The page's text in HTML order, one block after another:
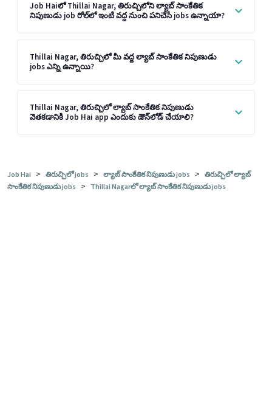
Job Haiలో Thillai Nagar, తిరుచ్చిలోని ల్యాబ్ సాంకేతిక
నిపుణుడు job రోల్‌లో ఇంటి వద్ద నుంచి పనిచేసే jobs ఉన్నాయా?
Thillai Nagar, తిరుచ్చిలో మీ వద్ద ల్యాబ్ సాంకేతిక నిపుణుడు
jobs ఎన్ని ఉన్నాయి?
Thillai Nagar, తిరుచ్చిలో ల్యాబ్ సాంకేతిక నిపుణుడు
వెతకడానికి Job Hai app ఎందుకు డౌన్‌లోడ్ చేయాలి?
Job Hai > తిరుచ్చిలో jobs > ల్యాబ్ సాంకేతిక నిపుణుడు jobs > తిరుచ్చిలో ల్యాబ్
సాంకేతిక నిపుణుడు jobs > Thillai Nagarలో ల్యాబ్ సాంకేతిక నిపుణుడు jobs